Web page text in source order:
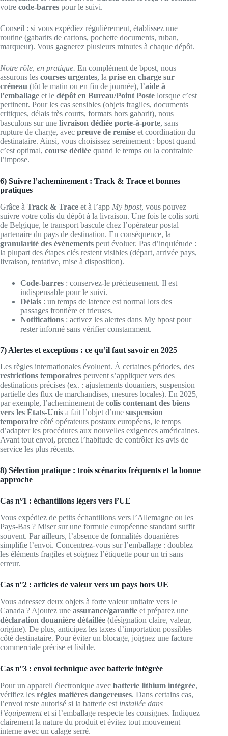
votre code-barres pour le suivi.
Conseil : si vous expédiez régulièrement, établissez une
routine (gabarits de cartons, pochette documents, ruban,
marqueur). Vous gagnerez plusieurs minutes à chaque dépôt.
Notre rôle, en pratique. En complément de bpost, nous
assurons les courses urgentes, la prise en charge sur
créneau (tôt le matin ou en fin de journée), l’aide à
l’emballage et le dépôt en Bureau/Point Poste lorsque c’est
pertinent. Pour les cas sensibles (objets fragiles, documents
critiques, délais très courts, formats hors gabarit), nous
basculons sur une livraison dédiée porte-à-porte, sans
rupture de charge, avec preuve de remise et coordination du
destinataire. Ainsi, vous choisissez sereinement : bpost quand
c’est optimal, course dédiée quand le temps ou la contrainte
l’impose.
6) Suivre l’acheminement : Track & Trace et bonnes
pratiques
Grâce à Track & Trace et à l’app My bpost, vous pouvez
suivre votre colis du dépôt à la livraison. Une fois le colis sorti
de Belgique, le transport bascule chez l’opérateur postal
partenaire du pays de destination. En conséquence, la
granularité des événements peut évoluer. Pas d’inquiétude :
la plupart des étapes clés restent visibles (départ, arrivée pays,
livraison, tentative, mise à disposition).
Code-barres : conservez-le précieusement. Il est
indispensable pour le suivi.
Délais : un temps de latence est normal lors des
passages frontière et trieuses.
Notifications : activez les alertes dans My bpost pour
rester informé sans vérifier constamment.
7) Alertes et exceptions : ce qu’il faut savoir en 2025
Les règles internationales évoluent. À certaines périodes, des
restrictions temporaires peuvent s’appliquer vers des
destinations précises (ex. : ajustements douaniers, suspension
partielle des flux de marchandises, mesures locales). En 2025,
par exemple, l’acheminement de colis contenant des biens
vers les États-Unis a fait l’objet d’une suspension
temporaire côté opérateurs postaux européens, le temps
d’adapter les procédures aux nouvelles exigences américaines.
Avant tout envoi, prenez l’habitude de contrôler les avis de
service les plus récents.
8) Sélection pratique : trois scénarios fréquents et la bonne
approche
Cas n°1 : échantillons légers vers l’UE
Vous expédiez de petits échantillons vers l’Allemagne ou les
Pays-Bas ? Miser sur une formule européenne standard suffit
souvent. Par ailleurs, l’absence de formalités douanières
simplifie l’envoi. Concentrez-vous sur l’emballage : doublez
les éléments fragiles et soignez l’étiquette pour un tri sans
erreur.
Cas n°2 : articles de valeur vers un pays hors UE
Vous adressez deux objets à forte valeur unitaire vers le
Canada ? Ajoutez une assurance/garantie et préparez une
déclaration douanière détaillée (désignation claire, valeur,
origine). De plus, anticipez les taxes d’importation possibles
côté destinataire. Pour éviter un blocage, joignez une facture
commerciale précise et lisible.
Cas n°3 : envoi technique avec batterie intégrée
Pour un appareil électronique avec batterie lithium intégrée,
vérifiez les règles matières dangereuses. Dans certains cas,
l’envoi reste autorisé si la batterie est installée dans
l’équipementet si l’emballage respecte les consignes. Indiquez
clairement la nature du produit et évitez tout mouvement
interne avec un calage serré.